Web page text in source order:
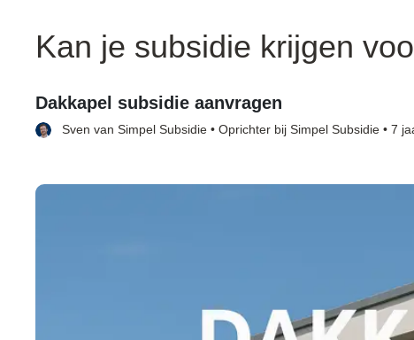
Kan je subsidie krijgen
Dakkapel subsidie aanvragen
Sven van Simpel Subsidie • Oprichter bij Simpel Subsidie • 7